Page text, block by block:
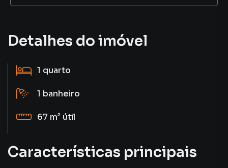
Detalhes do imóvel
1 quarto
1 banheiro
67 m² útil
Características principais